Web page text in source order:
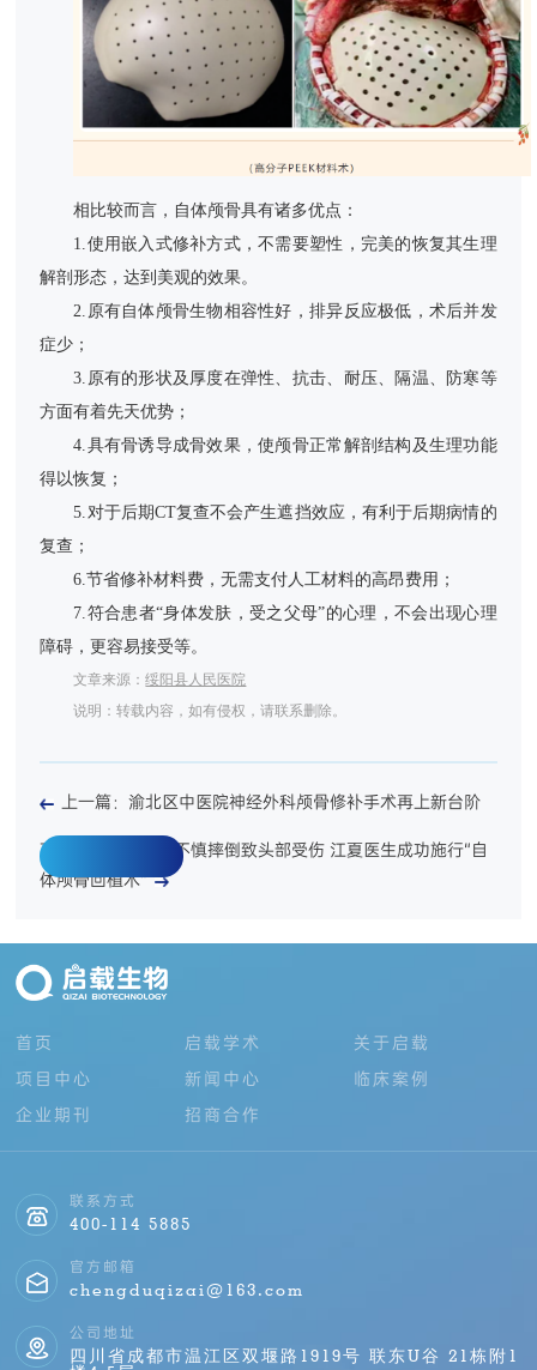
相比较而言，自体颅骨具有诸多优点：
1.使用嵌入式修补方式，不需要塑性，完美的恢复其生理
解剖形态，达到美观的效果。
2.原有自体颅骨生物相容性好，排异反应极低，术后并发
症少；
3.原有的形状及厚度在弹性、抗击、耐压、隔温、防寒等
方面有着先天优势；
4.具有骨诱导成骨效果，使颅骨正常解剖结构及生理功能
得以恢复；
5.对于后期CT复查不会产生遮挡效应，有利于后期病情的
复查；
6.节省修补材料费，无需支付人工材料的高昂费用；
7.符合患者“身体发肤，受之父母”的心理，不会出现心理
障碍，更容易接受等。
文章来源：绥阳县人民医院
说明：转载内容，如有侵权，请联系删除。
上一篇：渝北区中医院神经外科颅骨修补手术再上新台阶
下一篇：务工青年不慎摔倒致头部受伤 江夏医生成功施行“自
体颅骨回植术”
首页 启载学术
关于启载
项目中心
新闻中心
临床案例
企业期刊
招商合作
联系方式
400-114 5885
官方邮箱
chengduqizai@163.com
公司地址
四川省成都市温江区双堰路1919号 联东U谷 21栋附1